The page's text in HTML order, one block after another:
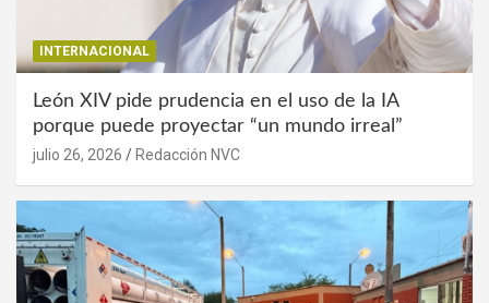
INTERNACIONAL
León XIV pide prudencia en el uso de la IA
porque puede proyectar “un mundo irreal”
julio 26, 2026 Redacción NVC